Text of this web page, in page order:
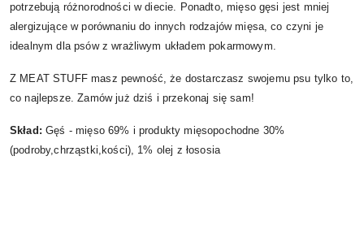
potrzebują różnorodności w diecie. Ponadto, mięso gęsi jest mniej
alergizujące w porównaniu do innych rodzajów mięsa, co czyni je
idealnym dla psów z wrażliwym układem pokarmowym.
Z MEAT STUFF masz pewność, że dostarczasz swojemu psu tylko to,
co najlepsze. Zamów już dziś i przekonaj się sam!
Skład: Gęś - mięso 69% i produkty mięsopochodne 30%
(podroby,chrząstki,kości), 1% olej z łososia